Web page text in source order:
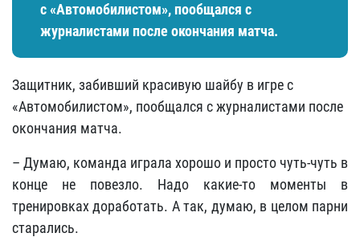
с «Автомобилистом», пообщался с
журналистами после окончания матча.
Защитник, забивший красивую шайбу в игре с
«Автомобилистом», пообщался с журналистами после
окончания матча.
– Думаю, команда играла хорошо и просто чуть-чуть в
конце не повезло. Надо какие-то моменты в
тренировках доработать. А так, думаю, в целом парни
старались.